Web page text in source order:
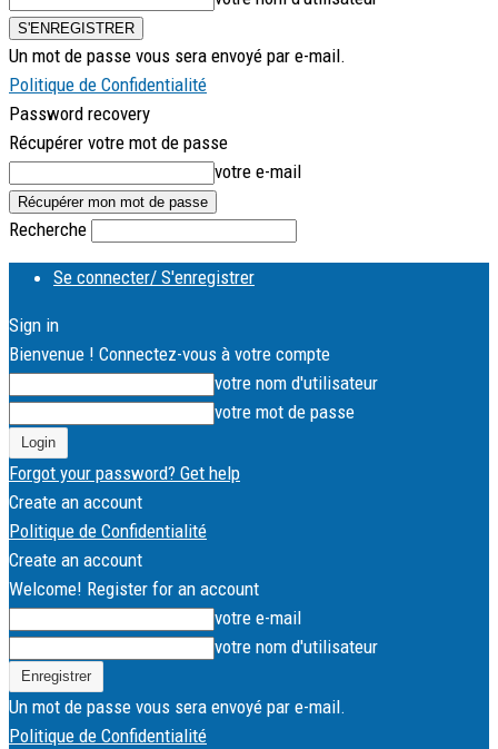
Un mot de passe vous sera envoyé par e-mail.
Politique de Confidentialité
Password recovery
Récupérer votre mot de passe
votre e-mail
Recherche
Se connecter/ S'enregistrer
Sign in
Bienvenue ! Connectez-vous à votre compte
votre nom d'utilisateur
votre mot de passe
Forgot your password? Get help
Create an account
Politique de Confidentialité
Create an account
Welcome! Register for an account
votre e-mail
votre nom d'utilisateur
Un mot de passe vous sera envoyé par e-mail.
Politique de Confidentialité